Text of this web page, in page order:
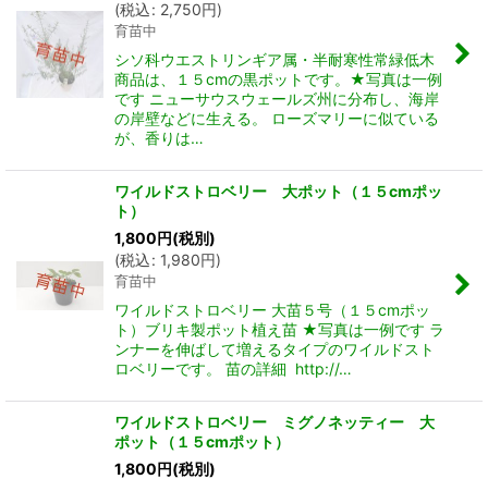
(税込: 2,750円)
育苗中
シソ科ウエストリンギア属・半耐寒性常緑低木
商品は、１５cmの黒ポットです。★写真は一例
です ニューサウスウェールズ州に分布し、海岸
の岸壁などに生える。 ローズマリーに似ている
が、香りは…
ワイルドストロベリー 大ポット（１５cmポッ
ト）
1,800円(税別)
(税込: 1,980円)
育苗中
ワイルドストロベリー 大苗５号（１５cmポッ
ト）ブリキ製ポット植え苗 ★写真は一例です ラ
ンナーを伸ばして増えるタイプのワイルドスト
ロベリーです。 苗の詳細 http://…
ワイルドストロベリー ミグノネッティー 大
ポット（１５cmポット）
1,800円(税別)